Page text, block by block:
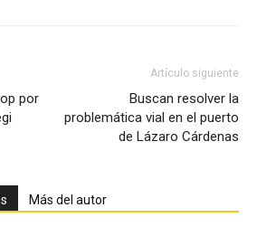
por
Artículo siguiente
Buscan resolver la
problemática vial en el puerto
de Lázaro Cárdenas
Más del autor